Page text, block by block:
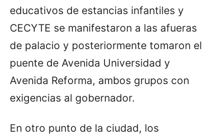
educativos de estancias infantiles y
CECYTE se manifestaron a las afueras
de palacio y posteriormente tomaron el
puente de Avenida Universidad y
Avenida Reforma, ambos grupos con
exigencias al gobernador.
En otro punto de la ciudad, los